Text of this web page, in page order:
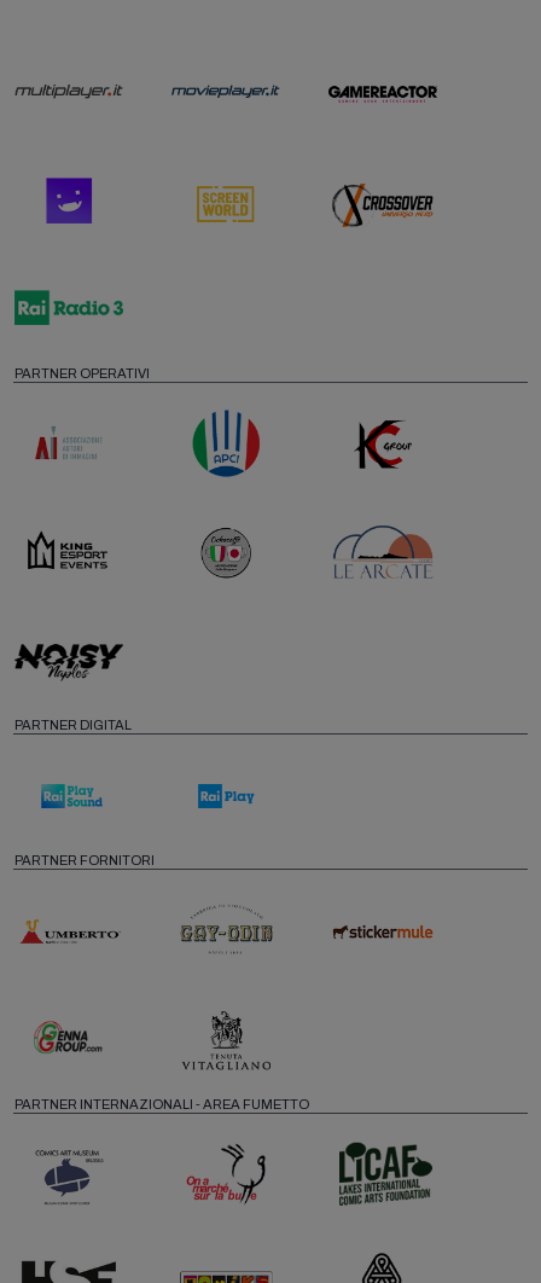
PARTNER OPERATIVI
PARTNER DIGITAL
PARTNER FORNITORI
PARTNER INTERNAZIONALI - AREA FUMETTO